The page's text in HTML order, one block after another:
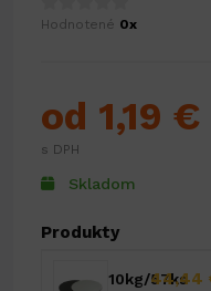
Hodnotené 0x
Skladom
od 1,19 €
s DPH
Produkty
10kg/57ks
44,44